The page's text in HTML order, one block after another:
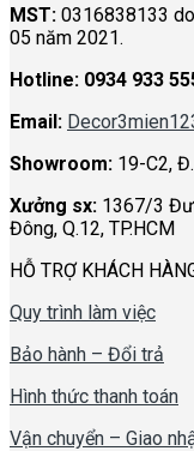
MST: 0316838133
05 năm 2021.
Hotline: 0934 933
Email:
Showroom: 19-C2,
Xưởng sx: 1367/3
Đông, Q.12, TP.HCM
HỖ TRỢ KHÁCH
Quy trình làm việc
Bảo hành – Đổi trả
Hình thức thanh toán
Vận chuyển – Giao